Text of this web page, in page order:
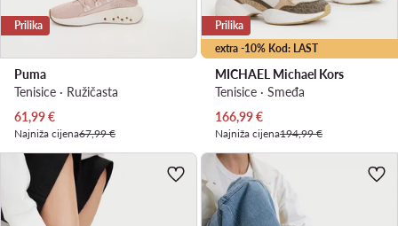
Prilika
Puma
Tenisice · Ružičasta
Trenutna cijena
61,99€
Najniža cijena67,99 €
extra -10% Kod: LAST
Prilika
MICHAEL Michael Kors
Tenisice · Smeđa
Trenutna cijena
166,99€
Najniža cijena194,99 €